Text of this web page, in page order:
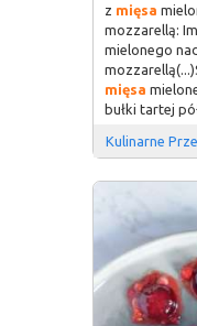
z mięsa
mozzarellą:
mielonego
mięsa
bułki tartej
Kulinarne